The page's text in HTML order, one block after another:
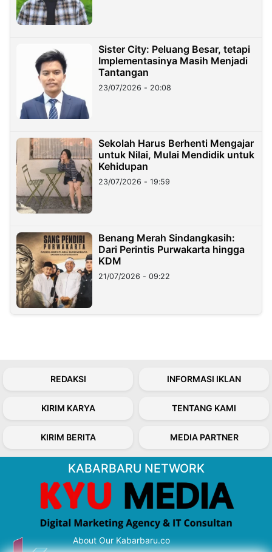
Sister City: Peluang Besar, tetapi
Implementasinya Masih Menjadi
Tantangan
23/07/2026 - 20:08
Sekolah Harus Berhenti Mengajar
untuk Nilai, Mulai Mendidik untuk
Kehidupan
23/07/2026 - 19:59
Benang Merah Sindangkasih:
Dari Perintis Purwakarta hingga
KDM
21/07/2026 - 09:22
REDAKSI INFORMASI IKLAN
KIRIM KARYA TENTANG KAMI
KIRIM BERITA MEDIA PARTNER
KABARBARU NETWORK
About Our Kabarbaru.co